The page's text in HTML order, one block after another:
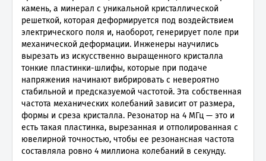
камень, а минерал с уникальной кристаллической
решеткой, которая деформируется под воздействием
электрического поля и, наоборот, генерирует поле при
механической деформации. Инженеры научились
вырезать из искусственно выращенного кристалла
тонкие пластинки-шлифы, которые при подаче
напряжения начинают вибрировать с невероятно
стабильной и предсказуемой частотой. Эта собственная
частота механических колебаний зависит от размера,
формы и среза кристалла. Резонатор на 4 МГц — это и
есть такая пластинка, вырезанная и отполированная с
ювелирной точностью, чтобы ее резонансная частота
составляла ровно 4 миллиона колебаний в секунду.